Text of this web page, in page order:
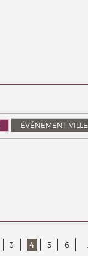
ÉVÉNEMENT VILLE
3 4 5 6